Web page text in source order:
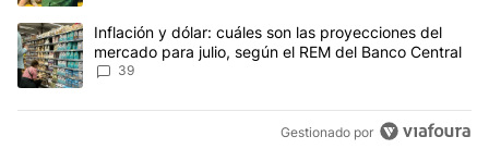
Un artículo de tendencia con el título "Inflación y dólar: cuáles
Inflación y dólar: cuáles son las proyecciones del
mercado para julio, según el REM del Banco Central
39
Gestionado por